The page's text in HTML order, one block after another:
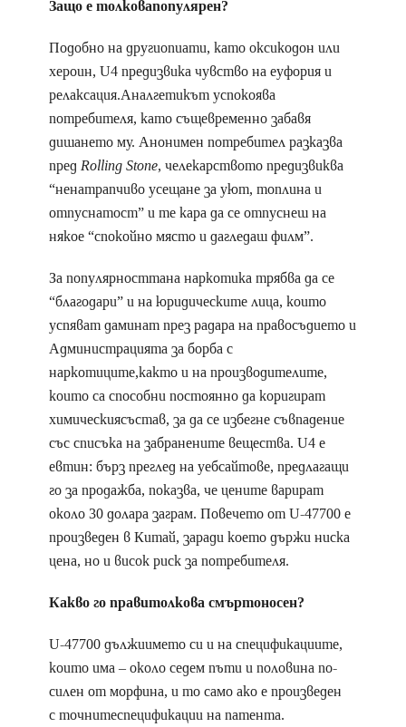
Защо е толковапопулярен?
Подобно на другиопиати, като оксикодон или
хероин, U4 предизвика чувство на еуфория и
релаксация.Аналгетикът успокоява
потребителя, като същевременно забавя
дишането му. Анонимен потребител разказва
пред Rolling Stone, челекарството предизвиква
“ненатрапчиво усещане за уют, топлина и
отпуснатост” и те кара да се отпуснеш на
някое “спокойно място и дагледаш филм”.
За популярносттана наркотика трябва да се
“благодари” и на юридическите лица, които
успяват даминат през радара на правосъдието и
Администрацията за борба с
наркотиците,както и на производителите,
които са способни постоянно да коригират
химическиясъстав, за да се избегне съвпадение
със списъка на забранените вещества. U4 е
евтин: бърз преглед на уебсайтове, предлагащи
го за продажба, показва, че цените варират
около 30 долара заграм. Повечето от U-47700 е
произведен в Китай, заради което държи ниска
цена, но и висок риск за потребителя.
Какво го правитолкова смъртоносен?
U-47700 дължиимето си и на спецификациите,
които има – около седем пъти и половина по-
силен от морфина, и то само ако е произведен
с точнитеспецификации на патента.